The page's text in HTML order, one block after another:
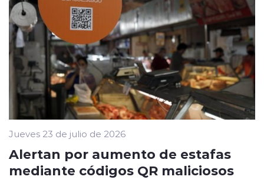
Jueves 23 de julio de 2026
Alertan por aumento de estafas
mediante códigos QR maliciosos